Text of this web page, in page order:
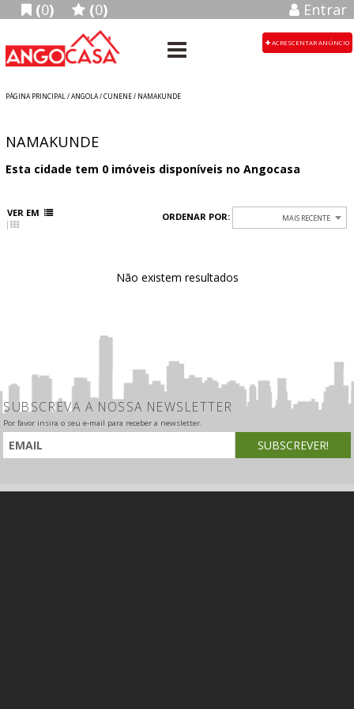
(0) (0) Entrar
ACRESCENTAR ANÚNCIO
PÁGINA PRINCIPAL /ANGOLA/ CUNENE / NAMAKUNDE
NAMAKUNDE
Esta cidade tem 0 imóveis disponíveis no Angocasa
VER EM ORDENAR POR: MAIS RECENTE
Não existem resultados
SUBSCREVA A NOSSA NEWSLETTER
Por favor insira o seu e-mail para receber a newsletter.